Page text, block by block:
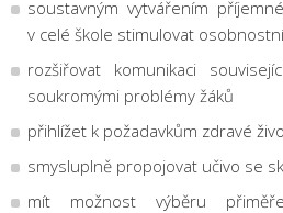
soustavným vytvářením
v celé škole stimulovat
rozšiřovat komunikaci
soukromými problémy žáků
přihlížet k požadavkům zdravé
smysluplně propojovat učivo se
mít možnost výběru